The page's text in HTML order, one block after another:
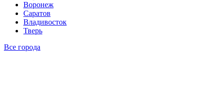
Воронеж
Саратов
Владивосток
Тверь
Все города